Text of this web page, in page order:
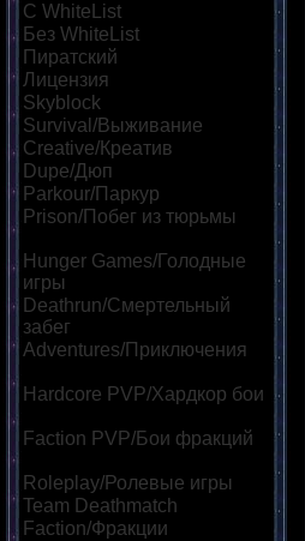
С WhiteList
Без WhiteList
Пиратский
Лицензия
Skyblock
Survival/Выживание
Creative/Креатив
Dupe/Дюп
Parkour/Паркур
Prison/Побег из тюрьмы
Hunger Games/Голодные
игры
Deathrun/Смертельный
забег
Adventures/Приключения
Hardcore PVP/Хардкор бои
Faction PVP/Бои фракций
Roleplay/Ролевые игры
Team Deathmatch
Faction/Фракции